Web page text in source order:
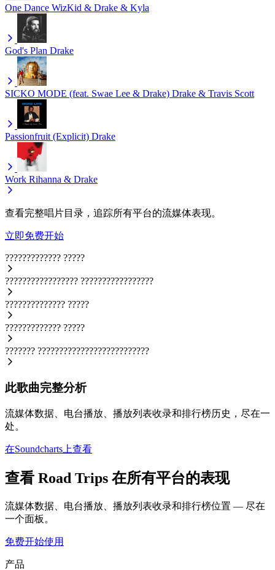
One Dance WizKid & Drake & Kyla
God's Plan Drake
SICKO MODE (feat. Swae Lee & Drake) Drake & Travis Scott
Passionfruit (Explicit) Drake
Work Rihanna & Drake
查看完整唱片目录，追踪所有平台的流媒体表现。
立即免费开始
????????????? ?????
????????????????? ?????????????????
?????????????? ?????
????????????? ?????
??????? ??????????????????????????
此歌曲完整分析
流媒体数据、电台播放、播放列表收录和排行榜历史，尽在一
处。
在Soundcharts上查看
查看 Road Trips 在所有平台的表现
流媒体数据、电台播放、播放列表收录和排行榜位置 — 尽在
一个面板。
免费开始使用
产品